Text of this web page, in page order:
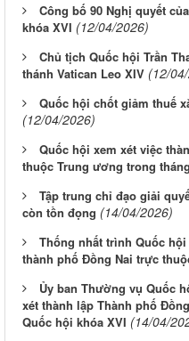
Công bố 90 Nghị quyết
khóa XVI (12/04/2026)
Chủ tịch Quốc hội Trần
thánh Vatican Leo XIV (12/
Quốc hội chốt giảm thuế
(12/04/2026)
Quốc hội xem xét việc
thuộc Trung ương trong
Tập trung chỉ đạo giải
còn tồn đọng (14/04/2026)
Thống nhất trình Quốc
thành phố Đồng Nai trực
Ủy ban Thường vụ Quốc
xét thành lập Thành phố
Quốc hội khóa XVI (14/04/